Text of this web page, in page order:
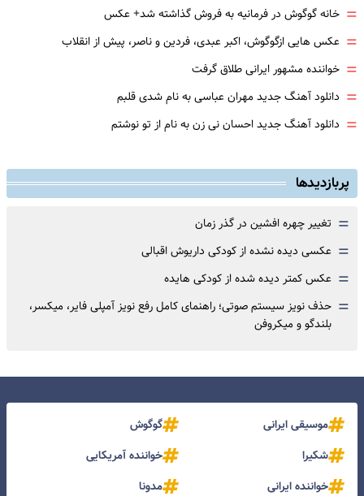
= خانه گوگوش در فرمانیه به فروش گذاشته شد+ عکس
= عکس هایی ازگوگوش، اکبر عبدی، فردین و ناصر، پیش از انقلاب
= خواننده مشهور ایرانی طلاق گرفت
= دانلود آهنگ جدید مهران عباسی به نام شدی قلبم
= دانلود آهنگ جدید احسان نی زن به نام از تو نوشتم
پربازدیدها
= تغییر چهره افشین در گذر زمان
= عکسی دیده نشده از کودکی داریوش اقبالی
= عکس کمتر دیده شده از کودکی هایده
= حذف نویز سیستم صوتی؛ راهنمای کامل رفع نویز آمپلی فایر، میکسر،
بلندگو و میکروفن
موسیقی ایرانی
گوگوش
شکیرا
خواننده آمریکایی
خواننده ایرانی
مدونا